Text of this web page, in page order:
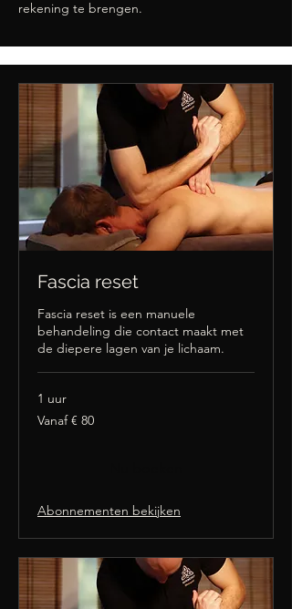
Fascia reset
Fascia reset is een manuele
behandeling die contact maakt met
de diepere lagen van je lichaam.
1 uur
Vanaf
80
Vanaf € 80
Abonnementen bekijken